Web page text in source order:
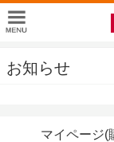
お知らせ
マイページ(